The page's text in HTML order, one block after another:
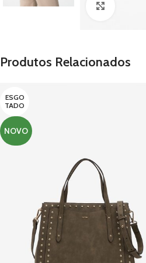
Produtos Relacionados
ESGO
TADO
NOVO